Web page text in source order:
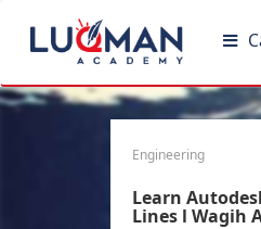
Engineering
Learn
Lines l Wagih